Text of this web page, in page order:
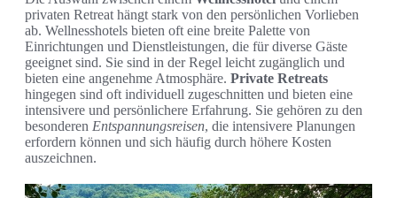
privaten Retreat hängt stark von den persönlichen Vorlieben
ab. Wellnesshotels bieten oft eine breite Palette von
Einrichtungen und Dienstleistungen, die für diverse Gäste
geeignet sind. Sie sind in der Regel leicht zugänglich und
bieten eine angenehme Atmosphäre. Private Retreats
hingegen sind oft individuell zugeschnitten und bieten eine
intensivere und persönlichere Erfahrung. Sie gehören zu den
besonderen Entspannungsreisen, die intensivere Planungen
erfordern können und sich häufig durch höhere Kosten
auszeichnen.